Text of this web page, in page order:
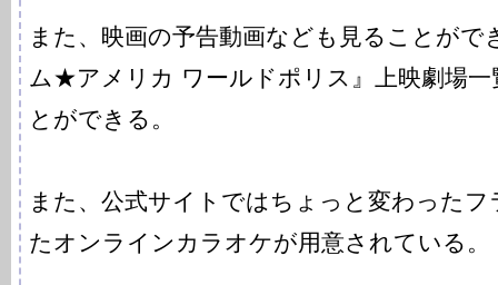
また、映画の予告動画なども見ることがで
ム★アメリカ ワールドポリス』上映劇場
とができる。
また、公式サイトではちょっと変わった
たオンラインカラオケが用意されている。